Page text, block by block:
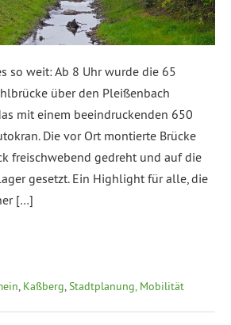
so weit: Ab 8 Uhr wurde die 65
über den Pleißenbach
mit einem beeindruckenden 650
Die vor Ort montierte Brücke
freischwebend gedreht und auf die
gesetzt. Ein Highlight für alle, die
[…]
, Kaßberg,Stadtplanung, Mobilität